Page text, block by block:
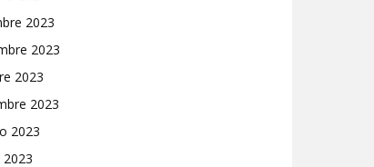
2023
2023
2023
2023
2023
2023